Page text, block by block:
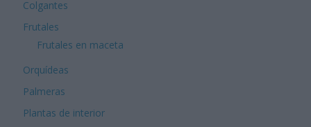
Colgantes
Frutales
Frutales en maceta
Orquídeas
Palmeras
Plantas de interior